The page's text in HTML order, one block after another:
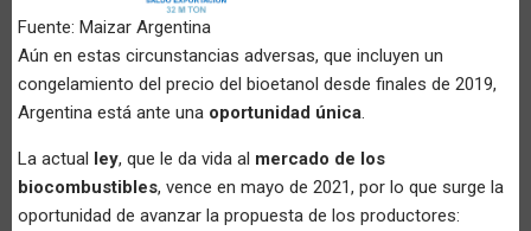
Fuente: Maizar Argentina
Aún en estas circunstancias adversas, que incluyen un
congelamiento del precio del bioetanol desde finales de 2019,
Argentina está ante una oportunidad única.
La actual ley, que le da vida al mercado de los
biocombustibles, vence en mayo de 2021, por lo que surge la
oportunidad de avanzar la propuesta de los productores: